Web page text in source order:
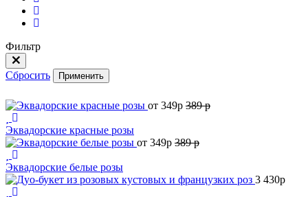
Фильтр
Сбросить Применить
от 349p 389 p
Эквадорские красные розы
от 349p 389 p
Эквадорские белые розы
3 430p